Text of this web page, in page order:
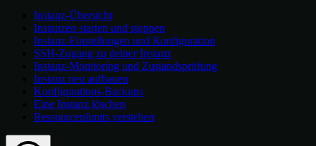
Instanz-Übersicht
Instanzen starten und stoppen
Instanz-Einstellungen und Konfiguration
SSH-Zugang zu deiner Instanz
Instanz-Monitoring und Zustandsprüfung
Instanz neu aufbauen
Konfigurations-Backups
Eine Instanz löschen
Ressourcenlimits verstehen